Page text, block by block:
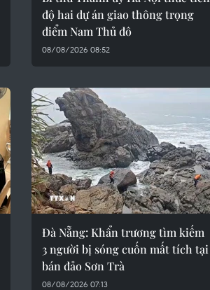
độ hai dự án giao thông trọng
điểm Nam Thủ đô
08/08/2026 08:52
Đà Nẵng: Khẩn trương tìm kiếm
3 người bị sóng cuốn mất tích tại
bán đảo Sơn Trà
08/08/2026 07:13